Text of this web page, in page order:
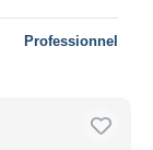
Professionnel